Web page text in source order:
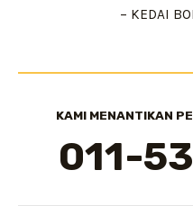
– KEDAI
KAMI MENANTIKAN
011-